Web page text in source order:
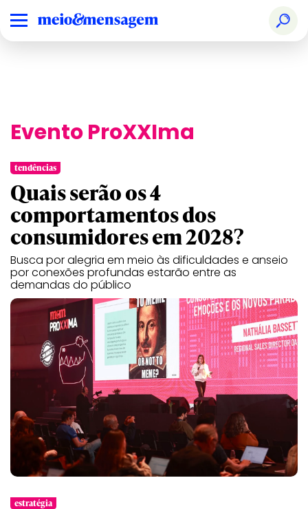
Evento ProXXIma
tendências
Quais serão os 4
comportamentos dos
consumidores em 2028?
Busca por alegria em meio às dificuldades e anseio
por conexões profundas estarão entre as
demandas do público
estratégia